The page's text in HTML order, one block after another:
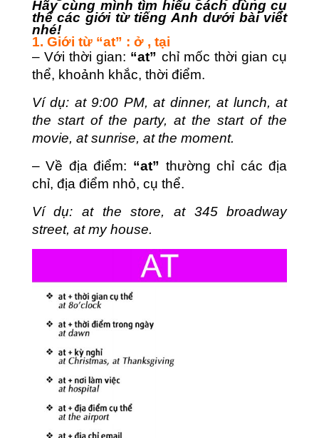
Hãy cùng mình tìm hiểu cách dùng cụ
thể các giới từ tiếng Anh dưới bài viết
nhé!
1. Giới từ “at” : ở , tại
– Với thời gian: “at” chỉ mốc thời gian cụ
thể, khoảnh khắc, thời điểm.
Ví dụ: at 9:00 PM, at dinner, at lunch, at
the start of the party, at the start of the
movie, at sunrise, at the moment.
– Về địa điểm: “at” thường chỉ các địa
chỉ, địa điểm nhỏ, cụ thể.
Ví dụ:
at the store, at 345 broadway
street, at my house.